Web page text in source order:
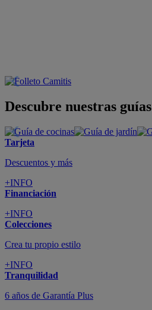
Descubre nuestras guías
Tarjeta
Descuentos y más
+INFO
Financiación
+INFO
Colecciones
Crea tu propio estilo
+INFO
Tranquilidad
6 años de Garantía Plus